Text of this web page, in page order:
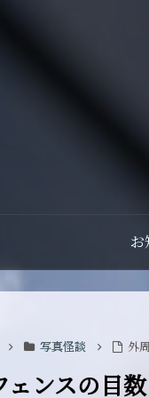
お
写真怪談 外
ェンスの目数